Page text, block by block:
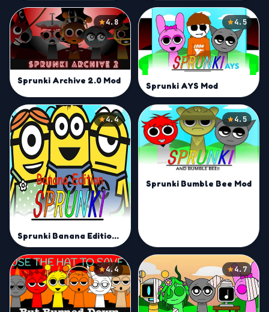
4.8
Sprunki Archive 2.0 Mod
4.5
Sprunki AYS Mod
4.4
Sprunki Banana Edition Mod
4.5
Sprunki Bumble Bee Mod
4.4 4.7